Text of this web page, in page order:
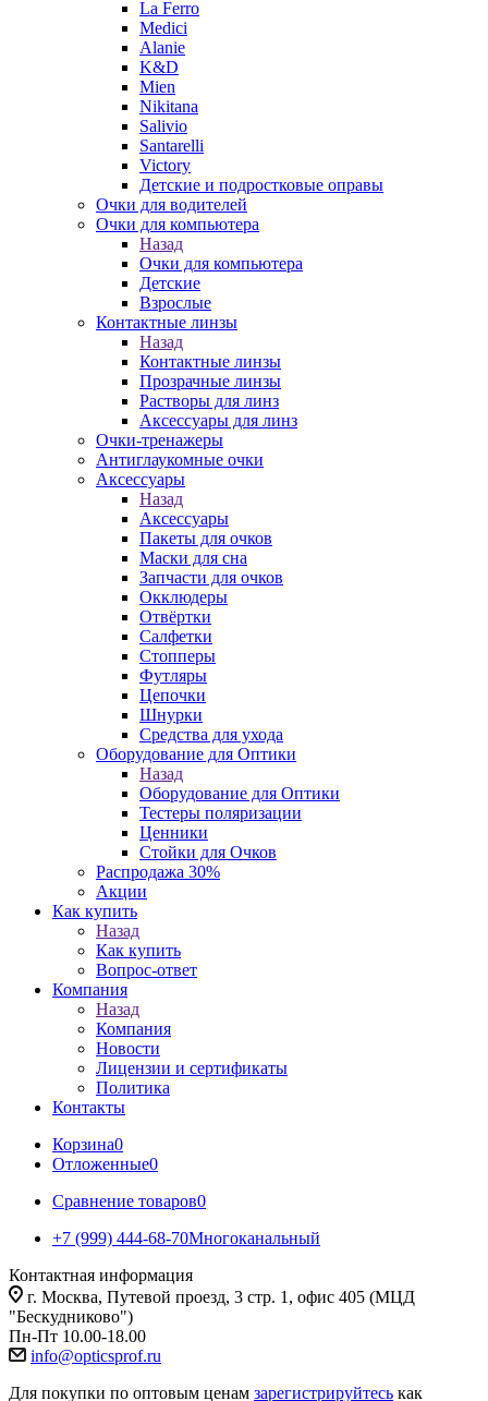
La Ferro
Medici
Alanie
K&D
Mien
Nikitana
Salivio
Santarelli
Victory
Детские и подростковые оправы
Очки для водителей
Очки для компьютера
Назад
Очки для компьютера
Детские
Взрослые
Контактные линзы
Назад
Контактные линзы
Прозрачные линзы
Растворы для линз
Аксессуары для линз
Очки-тренажеры
Антиглаукомные очки
Аксессуары
Назад
Аксессуары
Пакеты для очков
Маски для сна
Запчасти для очков
Окклюдеры
Отвёртки
Салфетки
Стопперы
Футляры
Цепочки
Шнурки
Средства для ухода
Оборудование для Оптики
Назад
Оборудование для Оптики
Тестеры поляризации
Ценники
Стойки для Очков
Распродажа 30%
Акции
Как купить
Назад
Как купить
Вопрос-ответ
Компания
Назад
Компания
Новости
Лицензии и сертификаты
Политика
Контакты
Корзина0
Отложенные0
Сравнение товаров0
+7 (999) 444-68-70Многоканальный
Контактная информация
г. Москва, Путевой проезд, 3 стр. 1, офис 405 (МЦД
"Бескудниково")
Пн-Пт 10.00-18.00
info@opticsprof.ru
Для покупки по оптовым ценам зарегистрируйтесь как